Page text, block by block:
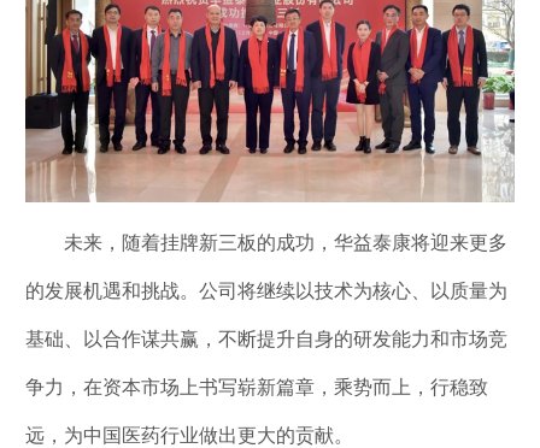
未来，随着挂牌新三板的成功，华益泰康将迎来更多
的发展机遇和挑战。公司将继续以技术为核心、以质量为
基础、以合作谋共赢，不断提升自身的研发能力和市场竞
争力，在资本市场上书写崭新篇章，乘势而上，行稳致
远，为中国医药行业做出更大的贡献。